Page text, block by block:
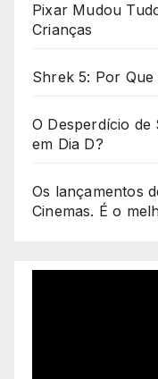
Pixar Mudou
Crianças
Shrek 5: Por
O Desperdício de
em Dia D?
Os lançamentos
Cinemas. É o